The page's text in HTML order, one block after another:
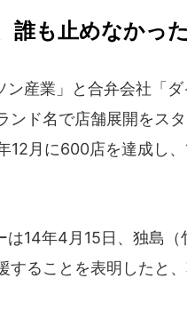
誰も止めなかっ
産業」と合弁会社「
ンド名で店舗展開をス
12月に600店を達成し
14年4月15日、独島
することを表明したと